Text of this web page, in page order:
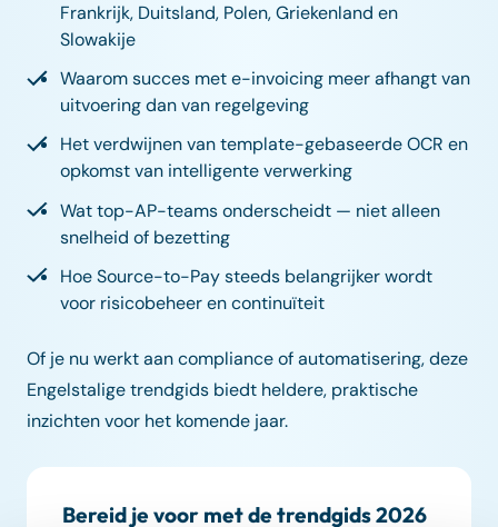
Frankrijk, Duitsland, Polen, Griekenland en
Slowakije
Waarom succes met e-invoicing meer afhangt van
uitvoering dan van regelgeving
Het verdwijnen van template-gebaseerde OCR en
opkomst van intelligente verwerking
Wat top-AP-teams onderscheidt — niet alleen
snelheid of bezetting
Hoe Source-to-Pay steeds belangrijker wordt
voor risicobeheer en continuïteit
Of je nu werkt aan compliance of automatisering, deze
Engelstalige trendgids biedt heldere, praktische
inzichten voor het komende jaar.
Bereid je voor met de trendgids 2026